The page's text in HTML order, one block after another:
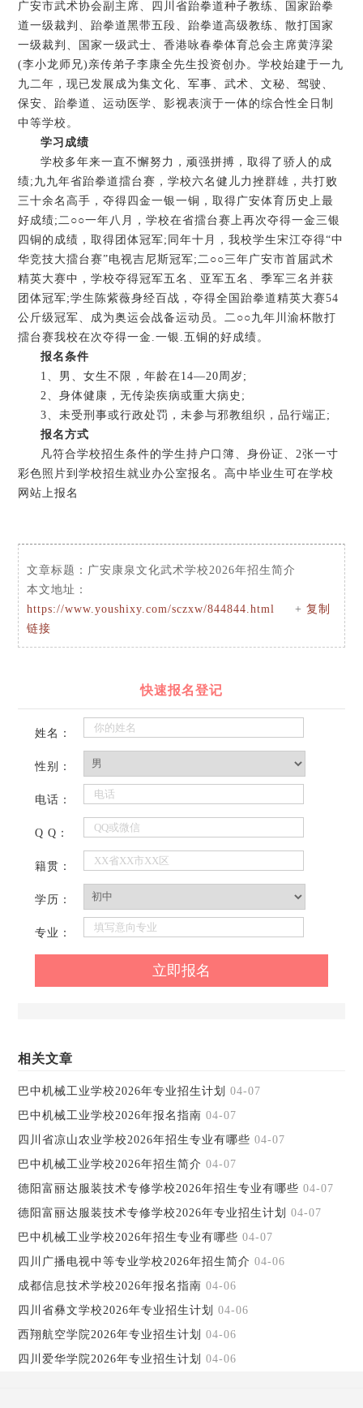
广安市武术协会副主席、四川省跆拳道种子教练、国家跆拳
道一级裁判、跆拳道黑带五段、跆拳道高级教练、散打国家
一级裁判、国家一级武士、香港咏春拳体育总会主席黄淳梁
(李小龙师兄)亲传弟子李康全先生投资创办。学校始建于一九
九二年，现已发展成为集文化、军事、武术、文秘、驾驶、
保安、跆拳道、运动医学、影视表演于一体的综合性全日制
中等学校。
学习成绩
学校多年来一直不懈努力，顽强拼搏，取得了骄人的成
绩;九九年省跆拳道擂台赛，学校六名健儿力挫群雄，共打败
三十余名高手，夺得四金一银一铜，取得广安体育历史上最
好成绩;二○○一年八月，学校在省擂台赛上再次夺得一金三银
四铜的成绩，取得团体冠军;同年十月，我校学生宋江夺得“中
华竞技大擂台赛”电视吉尼斯冠军;二○○三年广安市首届武术
精英大赛中，学校夺得冠军五名、亚军五名、季军三名并获
团体冠军;学生陈紫薇身经百战，夺得全国跆拳道精英大赛54
公斤级冠军、成为奥运会战备运动员。二○○九年川渝杯散打
擂台赛我校在次夺得一金.一银.五铜的好成绩。
报名条件
1、男、女生不限，年龄在14—20周岁;
2、身体健康，无传染疾病或重大病史;
3、未受刑事或行政处罚，未参与邪教组织，品行端正;
报名方式
凡符合学校招生条件的学生持户口簿、身份证、2张一寸
彩色照片到学校招生就业办公室报名。高中毕业生可在学校
网站上报名
文章标题： 广安康泉文化武术学校2026年招生简介
本文地址：
https://www.youshixy.com/sczxw/844844.html
+复制
链接
快速报名登记
姓名：
性别：
电话：
Q Q：
籍贯：
学历：
专业：
相关文章
巴中机械工业学校2026年专业招生计划
04-07
巴中机械工业学校2026年报名指南 04-07
四川省凉山农业学校2026年招生专业有哪些 04-07
巴中机械工业学校2026年招生简介 04-07
德阳富丽达服装技术专修学校2026年招生专业有哪些 04-07
德阳富丽达服装技术专修学校2026年专业招生计划
04-07
巴中机械工业学校2026年招生专业有哪些 04-07
四川广播电视中等专业学校2026年招生简介 04-06
成都信息技术学校2026年报名指南 04-06
四川省彝文学校2026年专业招生计划
04-06
西翔航空学院2026年专业招生计划
04-06
四川爱华学院2026年专业招生计划
04-06